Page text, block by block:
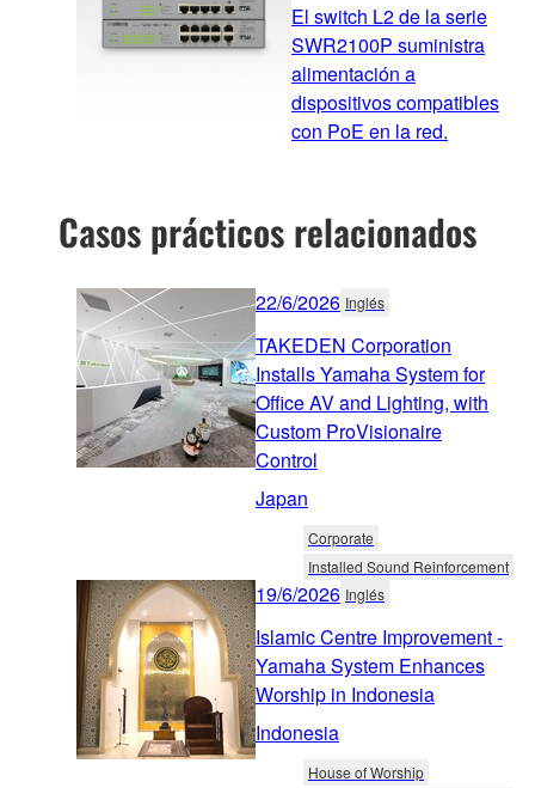
El switch L2 de la serie
SWR2100P suministra
alimentación a
dispositivos compatibles
con PoE en la red.
Casos prácticos relacionados
22/6/2026 Inglés
TAKEDEN Corporation
Installs Yamaha System for
Office AV and Lighting, with
Custom ProVisionaire
Control
Japan
Corporate
Installed Sound Reinforcement
19/6/2026 Inglés
Islamic Centre Improvement -
Yamaha System Enhances
Worship in Indonesia
Indonesia
House of Worship